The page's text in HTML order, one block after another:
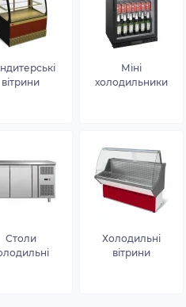
вітрини
Міні
холодильники
Столи
Холодильні
вітрини